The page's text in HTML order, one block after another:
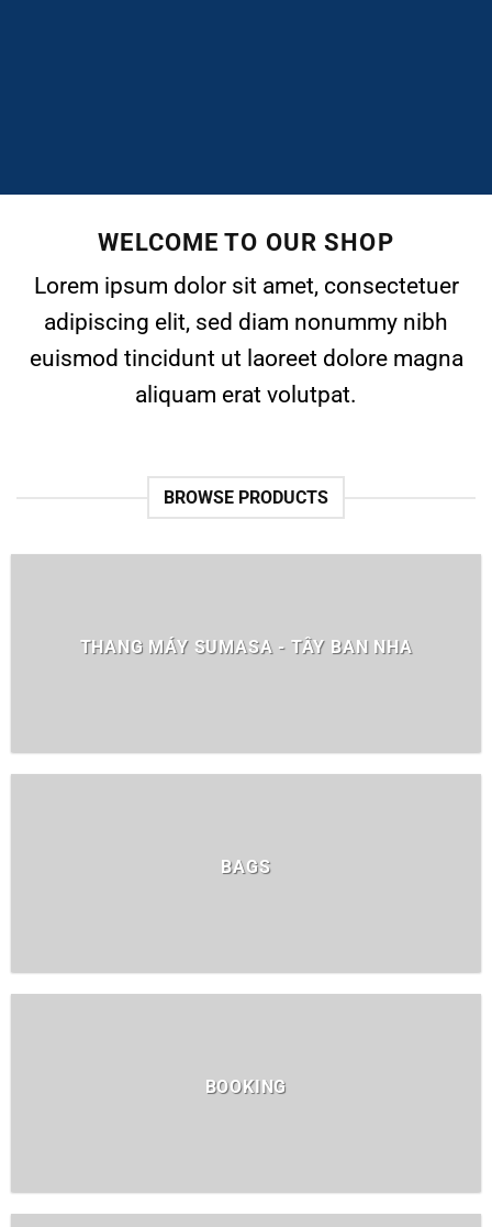
WELCOME TO OUR SHOP
Lorem ipsum dolor sit amet, consectetuer
adipiscing elit, sed diam nonummy nibh
euismod tincidunt ut laoreet dolore magna
aliquam erat volutpat.
BROWSE PRODUCTS
THANG MÁY SUMASA - TÂY BAN NHA
BAGS
BOOKING